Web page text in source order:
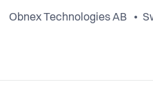
Obnex Technologies AB